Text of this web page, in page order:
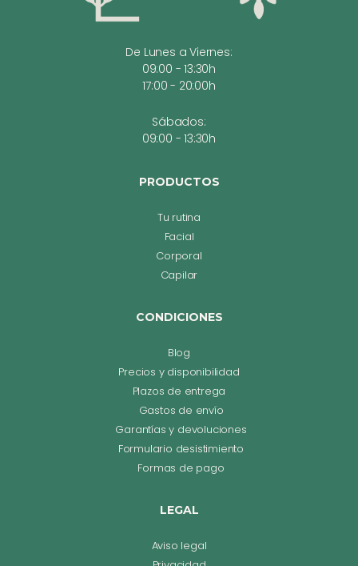
De Lunes a Viernes:
09:00 - 13:30h
17:00 - 20:00h
Sábados:
09:00 - 13:30h
PRODUCTOS
Tu rutina
Facial
Corporal
Capilar
CONDICIONES
Blog
Precios y disponibilidad
Plazos de entrega
Gastos de envío
Garantías y devoluciones
Formulario desistimiento
Formas de pago
LEGAL
Aviso legal